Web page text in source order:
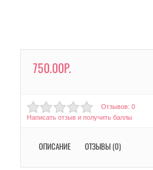
750.00Р.
Отзывов: 0
Написать отзыв и получить баллы
ОПИСАНИЕ ОТЗЫВЫ (0)